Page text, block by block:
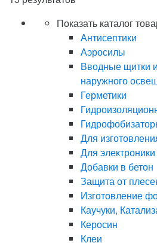
Показать каталог
Антисептики
Аэросилы
Вводные щитки
наружного
Герметики
Для
Для электроники
Добавки в бетон
Защита от
Изготовление
Каучуки,
Керосин
Клеи